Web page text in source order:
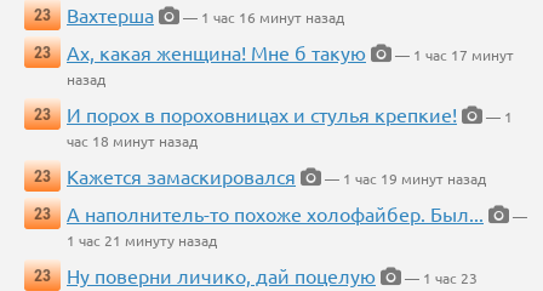
23
Вахтерша
— 1 час 16 минут назад
23
Ах, какая женщина! Мне б такую
— 1 час 17 минут
назад
23
И порох в пороховницах и стулья крепкие!
— 1
час 18 минут назад
23
Кажется замаскировался
— 1 час 19 минут назад
23
А наполнитель-то похоже холофайбер. Был...
—
1 час 21 минуту назад
23
Ну поверни личико, дай поцелую
— 1 час 23